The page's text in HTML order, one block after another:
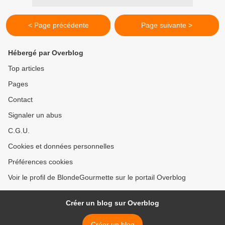
< Page précédente Page suivante >
Hébergé par Overblog
Top articles
Pages
Contact
Signaler un abus
C.G.U.
Cookies et données personnelles
Préférences cookies
Voir le profil de BlondeGourmette sur le portail Overblog
Créer un blog sur Overblog